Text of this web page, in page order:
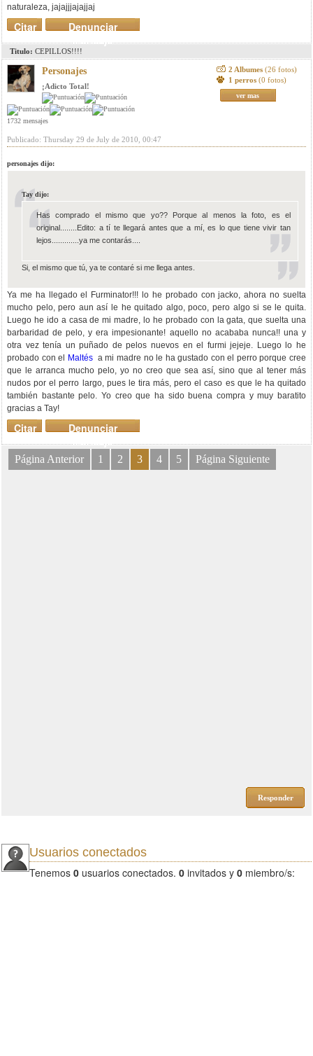
naturaleza, jajajjjajajjaj
Denunciar
mensaje
Citar
Titulo: CEPILLOS!!!!
Personajes
¡Adicto Total!
1732 mensajes
2 Albumes (26 fotos)
1 perros (0 fotos)
ver mas
Publicado: Thursday 29 de July de 2010, 00:47
personajes dijo:
Tay dijo:
Has comprado el mismo que yo?? Porque al menos la foto, es el
original........Edito: a tí te llegará antes que a mí, es lo que tiene vivir tan
lejos.............ya me contarás....
Si, el mismo que tú, ya te contaré si me llega antes.
Ya me ha llegado el Furminator!!! lo he probado con jacko, ahora no suelta
mucho pelo, pero aun así le he quitado algo, poco, pero algo si se le quita.
Luego he ido a casa de mi madre, lo he probado con la gata, que suelta una
barbaridad de pelo, y era impesionante! aquello no acababa nunca!! una y
otra vez tenía un puñado de pelos nuevos en el furmi jejeje. Luego lo he
probado con el
Maltésa mi madre no le ha gustado con el perro porque cree
que le arranca mucho pelo, yo no creo que sea así, sino que al tener más
nudos por el perro largo, pues le tira más, pero el caso es que le ha quitado
también bastante pelo. Yo creo que ha sido buena compra y muy baratito
gracias a Tay!
Denunciar
mensaje
Citar
Página Anterior 1 2 3 4 5 Página Siguiente
Responder
Usuarios conectados
Tenemos 0 usuarios conectados. 0 invitados y 0 miembro/s: